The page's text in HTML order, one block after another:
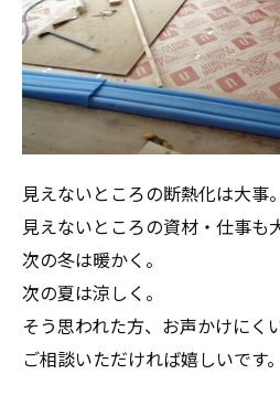
見えないところの断熱化は大事。
見えないところの資材・仕事も
次の冬は暖かく。
次の夏は涼しく。
そう思われた方、お声かけにく
ご相談いただければ嬉しいです。